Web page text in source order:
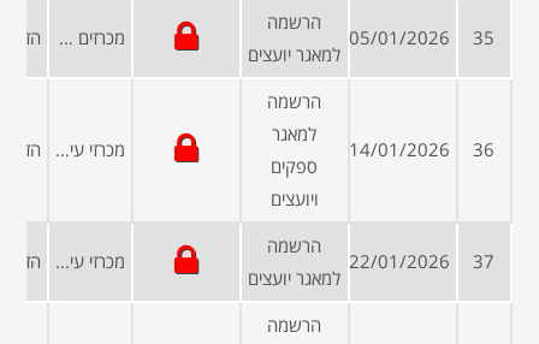
35
05/01/2026
הרשמה
למאגר יועצים
מכרזים פומביים
36
14/01/2026
הרשמה
למאגר
ספקים
ויועצים
מכרזי עיריות ומועצות
37
22/01/2026
הרשמה
למאגר יועצים
מכרזי עיריות ומועצות
הרשמה